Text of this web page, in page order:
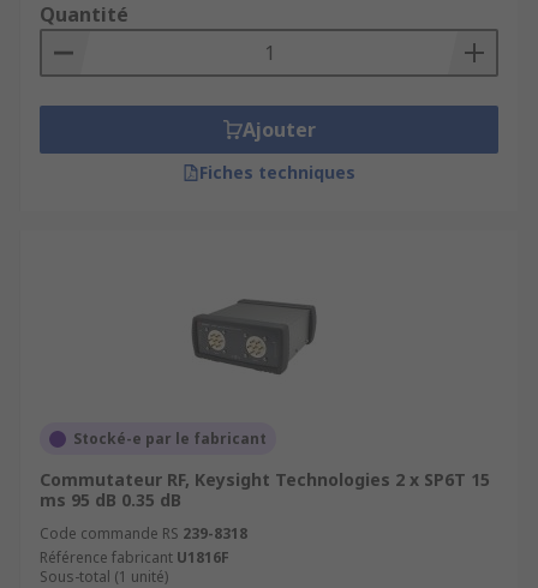
Quantité
Ajouter
Fiches techniques
Stocké-e par le fabricant
Commutateur RF, Keysight Technologies 2 x SP6T 15
ms 95 dB 0.35 dB
Code commande RS 239-8318
Référence fabricant U1816F
Sous-total (1 unité)